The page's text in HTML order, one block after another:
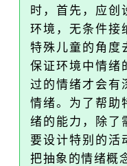
时，首先，应创
环境，无条件接
特殊儿童的角度
保证环境中情绪
过的情绪才会有
情绪。为了帮助
绪的能力，除了
要设计特别的活
把抽象的情绪概